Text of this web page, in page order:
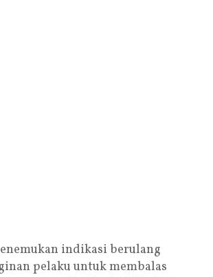
indikasi berulang
pelaku untuk membalas